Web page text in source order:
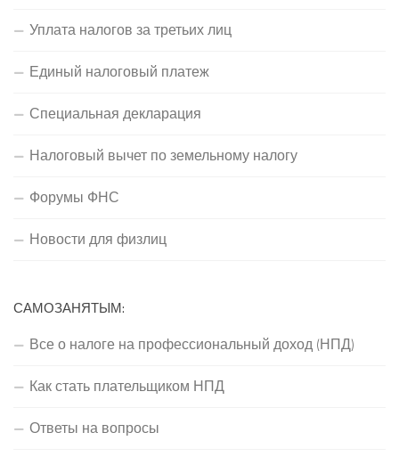
Уплата налогов за третьих лиц
Единый налоговый платеж
Специальная декларация
Налоговый вычет по земельному налогу
Форумы ФНС
Новости для физлиц
САМОЗАНЯТЫМ:
Все о налоге на профессиональный доход (НПД)
Как стать плательщиком НПД
Ответы на вопросы